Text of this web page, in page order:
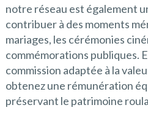
notre réseau est également
contribuer à des moments
mariages, les cérémonies
commémorations publiques.
commission adaptée à la
obtenez une rémunération
préservant le patrimoine